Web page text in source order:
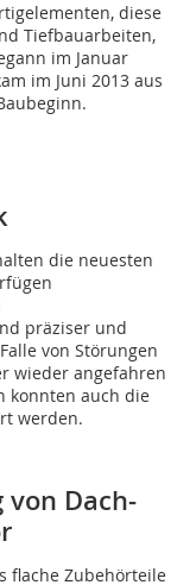
diese
Tiefbauarbeiten,
im Januar
im Juni 2013 aus
die neuesten
präziser und
von Störungen
wieder angefahren
konnten auch die
werden.
von Dach­
flache Zubehörteile